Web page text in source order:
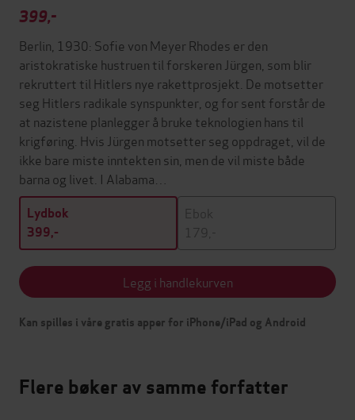
399,-
Berlin, 1930: Sofie von Meyer Rhodes er den
aristokratiske hustruen til forskeren Jürgen, som blir
rekruttert til Hitlers nye rakettprosjekt. De motsetter
seg Hitlers radikale synspunkter, og for sent forstår de
at nazistene planlegger å bruke teknologien hans til
krigføring. Hvis Jürgen motsetter seg oppdraget, vil de
ikke bare miste inntekten sin, men de vil miste både
barna og livet. I Alabama…
Lydbok
399,-
Ebok
179,-
Legg i handlekurven
Kan spilles i våre gratis apper for iPhone/iPad og Android
Flere bøker av samme forfatter